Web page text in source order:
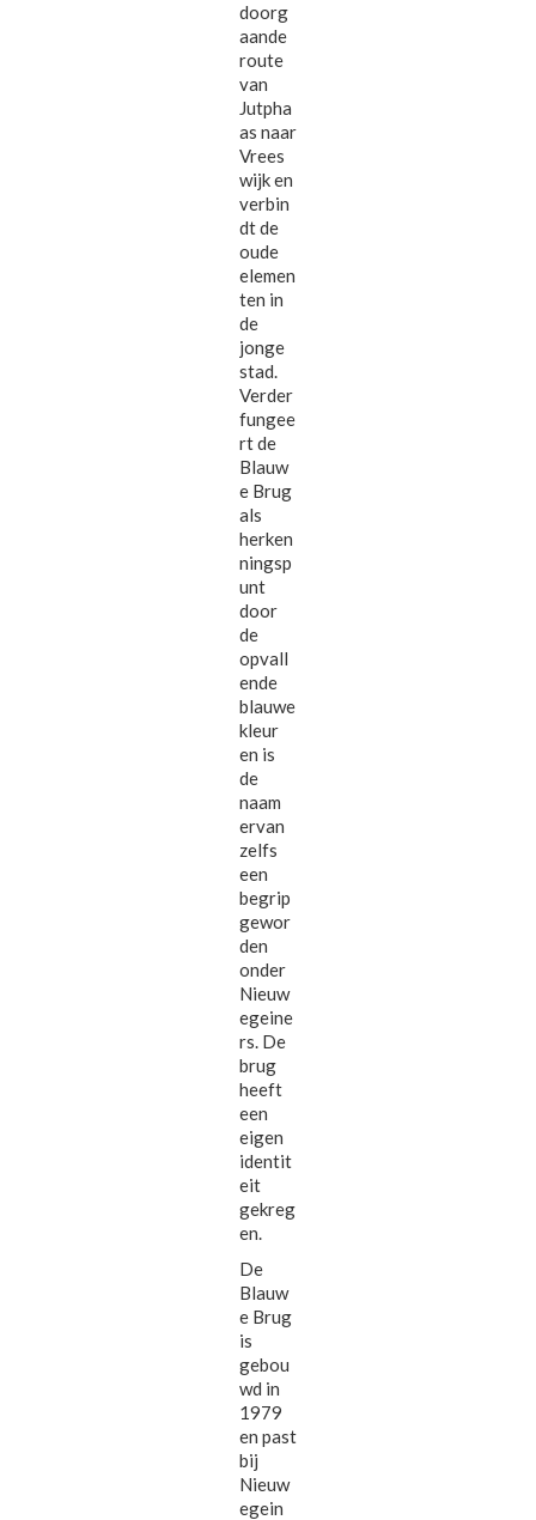
doorg
aande
route
van
Jutpha
as naar
Vrees
wijk en
verbin
dt de
oude
elemen
ten in
de
jonge
stad.
Verder
fungee
rt de
Blauw
e Brug
als
herken
ningsp
unt
door
de
opvall
ende
blauwe
kleur
en is
de
naam
ervan
zelfs
een
begrip
gewor
den
onder
Nieuw
egeine
rs. De
brug
heeft
een
eigen
identit
eit
gekreg
en.
De
Blauw
e Brug
is
gebou
wd in
1979
en past
bij
Nieuw
egein